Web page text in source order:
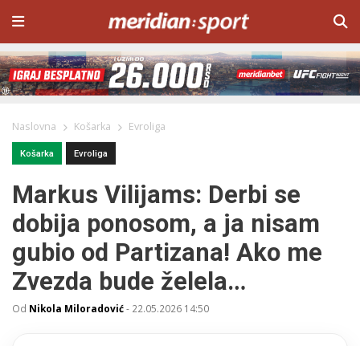
Naslovna Košarka Evroliga
Košarka Evroliga
Markus Vilijams: Derbi se
dobija ponosom, a ja nisam
gubio od Partizana! Ako me
Zvezda bude želela…
Od Nikola Miloradović- 22.05.2026 14:50